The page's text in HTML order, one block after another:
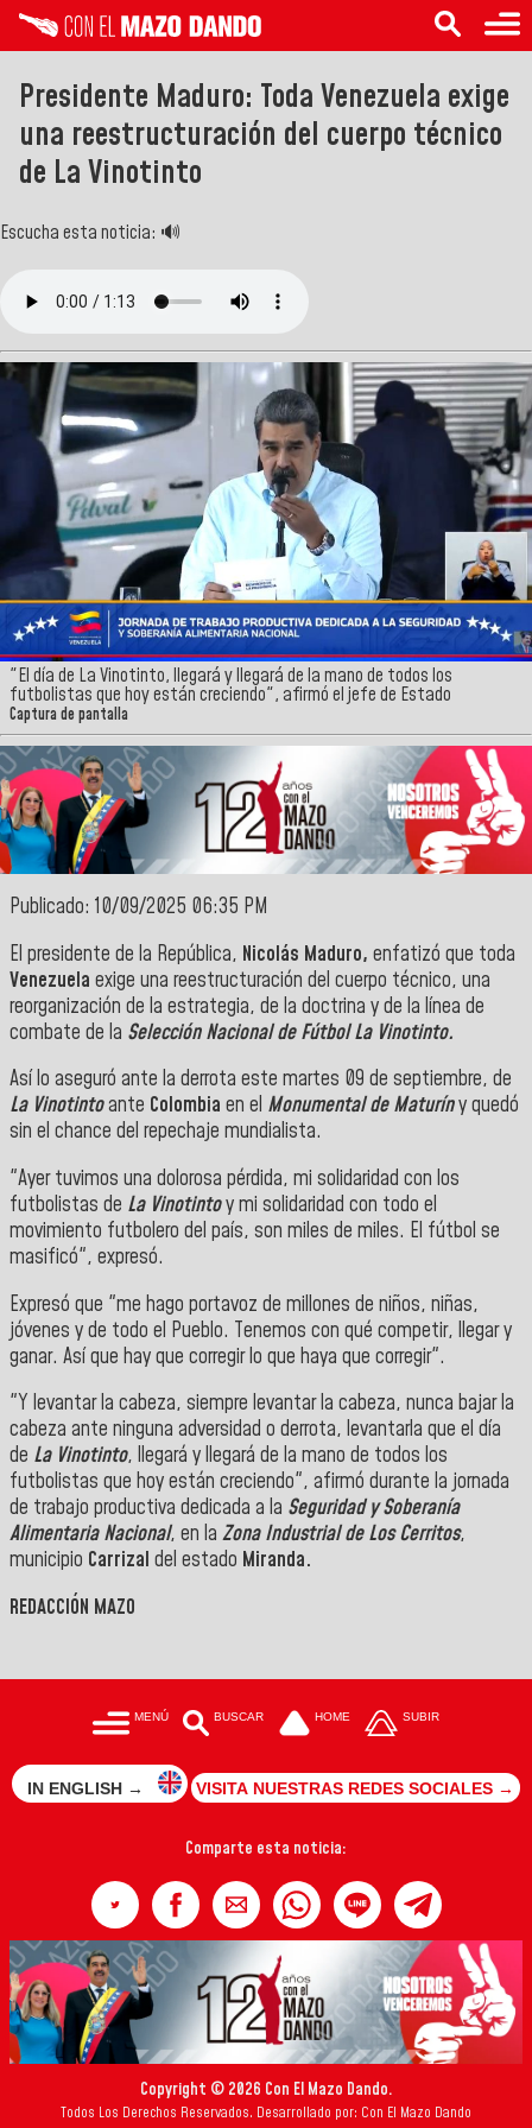
Presidente Maduro: Toda Venezuela exige
una reestructuración del cuerpo técnico
de La Vinotinto
Escucha esta noticia: 🔊
"El día de La Vinotinto, llegará y llegará de la mano de todos los
futbolistas que hoy están creciendo", afirmó el jefe de Estado
Captura de pantalla
Publicado: 10/09/2025 06:35 PM
El presidente de la República, Nicolás Maduro, enfatizó que toda
Venezuela exige una reestructuración del cuerpo técnico, una
reorganización de la estrategia, de la doctrina y de la línea de
combate de la Selección Nacional de Fútbol La Vinotinto.
Así lo aseguró ante la derrota este martes 09 de septiembre, de
La Vinotintoante Colombia en el Monumental de Maturíny quedó
sin el chance del repechaje mundialista.
"Ayer tuvimos una dolorosa pérdida, mi solidaridad con los
futbolistas de La Vinotintoy mi solidaridad con todo el
movimiento futbolero del país, son miles de miles. El fútbol se
masificó", expresó.
Expresó que "me hago portavoz de millones de niños, niñas,
jóvenes y de todo el Pueblo. Tenemos con qué competir, llegar y
ganar. Así que hay que corregir lo que haya que corregir".
"Y levantar la cabeza, siempre levantar la cabeza, nunca bajar la
cabeza ante ninguna adversidad o derrota, levantarla que el día
de La Vinotinto, llegará y llegará de la mano de todos los
futbolistas que hoy están creciendo", afirmó durante la jornada
de trabajo productiva dedicada a la Seguridad y Soberanía
Alimentaria Nacional, en la Zona Industrial de Los Cerritos,
municipio Carrizal del estado Miranda.
REDACCIÓN MAZO
MENÚ BUSCAR HOME SUBIR
IN ENGLISH → VISITA NUESTRAS REDES SOCIALES →
Comparte esta noticia:
Copyright © 2026 Con El Mazo Dando.
Todos Los Derechos Reservados. Desarrollado por: Con El Mazo Dando